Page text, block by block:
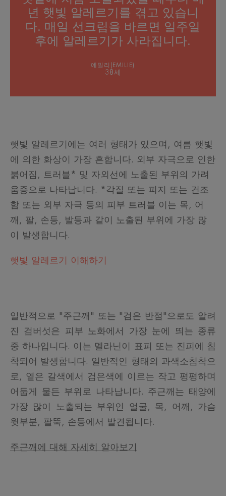
년 햇빛 알레르기를 겪고 있습니
다. 매일 선크림을 바르면 일주일
후에 알레르기가 사라집니다.
에밀리(EMILIE)
38세
햇빛 알레르기에는 여러 형태가 있으며, 여름 햇빛
에 의한 화상이 가장 흔합니다. 외부 자극으로 인한
붉어짐, 트러블* 및 자외선에 노출된 부위의 가려
움증으로 나타납니다. *각질 또는 피지 또는 건조
함 또는 외부 자극 등의 피부 트러블 이는 목, 어
깨, 팔, 손등, 발등과 같이 노출된 부위에 가장 많
이 발생합니다.
햇빛 알레르기 이해하기
일반적으로 "주근깨" 또는 "검은 반점"으로도 알려
진 검버섯은 피부 노화에서 가장 눈에 띄는 종류
중 하나입니다. 이는 멜라닌이 표피 또는 진피에 침
착되어 발생합니다. 일반적인 형태의 과색소침착으
로, 옅은 갈색에서 검은색에 이르는 작고 평평하며
어둡게 물든 부위로 나타납니다. 주근깨는 태양에
가장 많이 노출되는 부위인 얼굴, 목, 어깨, 가슴
윗부분, 팔뚝, 손등에서 발견됩니다.
주근깨에 대해 자세히 알아보기